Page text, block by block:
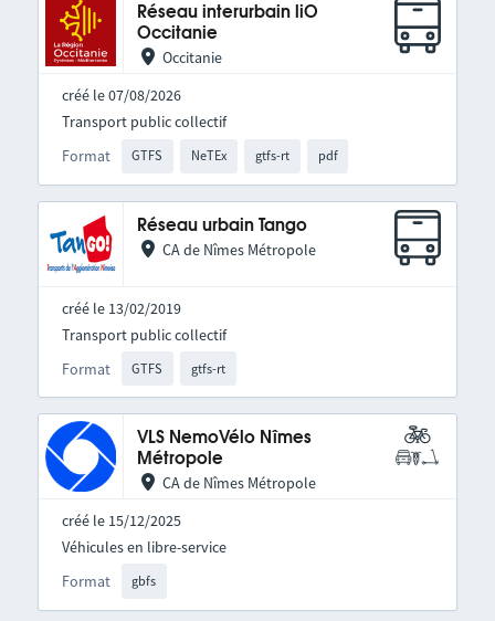
Réseau interurbain liO
Occitanie
Occitanie
créé le 07/08/2026
Format GTFS NeTEx gtfs-rt pdf
Transport public collectif
Réseau urbain Tango
CA de Nîmes Métropole
créé le 13/02/2019
Format GTFS gtfs-rt
Transport public collectif
VLS NemoVélo Nîmes
Métropole
CA de Nîmes Métropole
créé le 15/12/2025
Format gbfs
Véhicules en libre-service